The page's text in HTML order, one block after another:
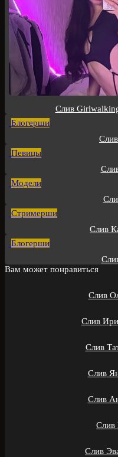
Слив
Блогерши
Певицы
Модели
Стримерши
Слив
Блогерши
Вам может понравиться
Слив
Слив
Слив
Слив
Слив
Слив
Слив